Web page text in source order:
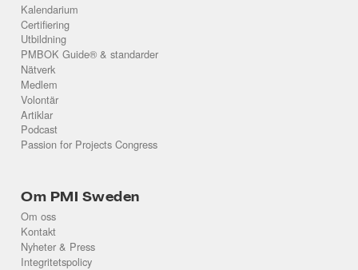
Kalendarium
Certifiering
Utbildning
PMBOK Guide® & standarder
Nätverk
Medlem
Volontär
Artiklar
Podcast
Passion for Projects Congress
Om PMI Sweden
Om oss
Kontakt
Nyheter & Press
Integritetspolicy